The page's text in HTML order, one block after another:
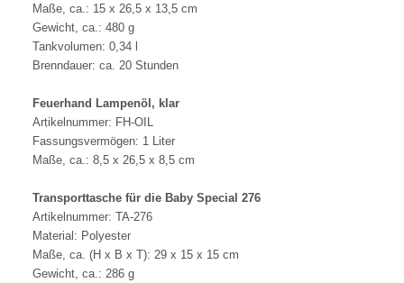
Maße, ca.: 15 x 26,5 x 13,5 cm
Gewicht, ca.: 480 g
Tankvolumen: 0,34 l
Brenndauer: ca. 20 Stunden
Feuerhand Lampenöl, klar
Artikelnummer: FH-OIL
Fassungsvermögen: 1 Liter
Maße, ca.: 8,5 x 26,5 x 8,5 cm
Transporttasche für die Baby Special 276
Artikelnummer: TA-276
Material: Polyester
Maße, ca. (H x B x T): 29 x 15 x 15 cm
Gewicht, ca.: 286 g